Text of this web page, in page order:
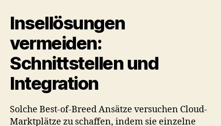
Insellösungen
vermeiden:
Schnittstellen und
Integration
Solche Best-of-Breed Ansätze versuchen Cloud-
Marktplätze zu schaffen, indem sie einzelne